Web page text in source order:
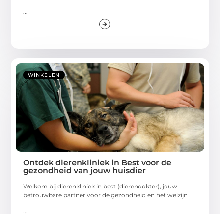
WINKELEN
Ontdek dierenkliniek in Best voor de
gezondheid van jouw huisdier
Welkom bij dierenkliniek in best (dierendokter), jouw
betrouwbare partner voor de gezondheid en het welzijn